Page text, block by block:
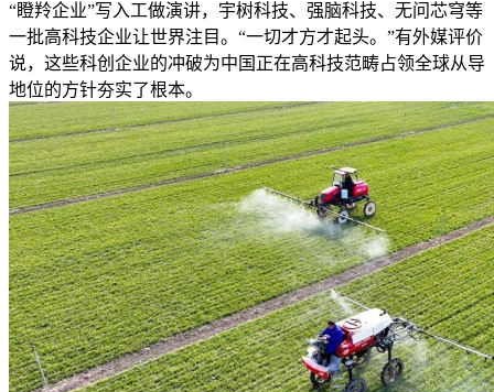
“瞪羚企业”写入工做演讲，宇树科技、强脑科技、无问芯穹等
一批高科技企业让世界注目。“一切才方才起头。”有外媒评价
说，这些科创企业的冲破为中国正在高科技范畴占领全球从导
地位的方针夯实了根本。